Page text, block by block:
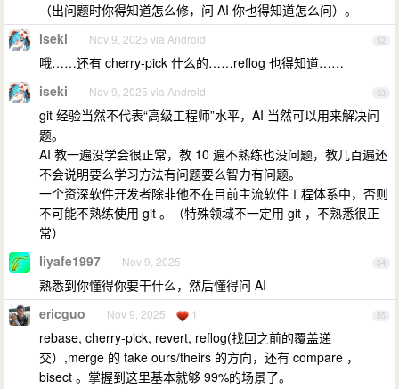
（出问题时你得知道怎么修，问 AI 你也得知道怎么问）。
52
iseki Nov 9, 2025 via Android
哦……还有 cherry-pick 什么的……reflog 也得知道……
53
iseki Nov 9, 2025 via Android
git 经验当然不代表“高级工程师”水平，AI 当然可以用来解决问
题。
AI 教一遍没学会很正常，教 10 遍不熟练也没问题，教几百遍还
不会说明要么学习方法有问题要么智力有问题。
一个资深软件开发者除非他不在目前主流软件工程体系中，否则
不可能不熟练使用 git 。（特殊领域不一定用 git ，不熟悉很正
常）
54
liyafe1997 Nov 9, 2025
熟悉到你懂得你要干什么，然后懂得问 AI
55
ericguo Nov 9, 2025 1
rebase, cherry-pick, revert, reflog(找回之前的覆盖递
交）,merge 的 take ours/theirs 的方向，还有 compare ，
bisect 。掌握到这里基本就够 99%的场景了。